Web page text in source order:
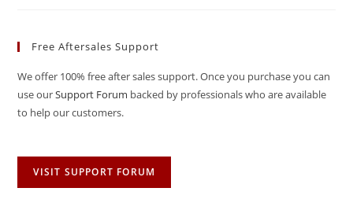
Free Aftersales Support
We offer 100% free after sales support. Once you purchase you can
use ourSupport Forum backed by professionals who are available
to help our customers.
VISIT SUPPORT FORUM